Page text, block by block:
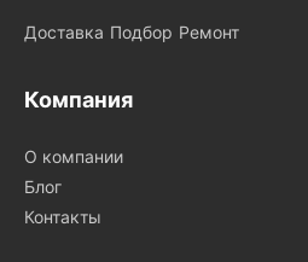
Доставка Подбор Ремонт
Компания
О компании
Блог
Контакты